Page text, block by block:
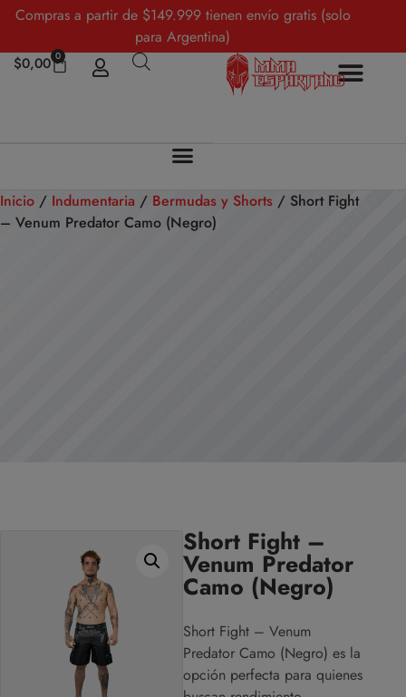
Compras a partir de $149.999 tienen envío gratis (solo
para Argentina)
$0,00 0
Inicio / Indumentaria / Bermudas y Shorts / Short Fight
– Venum Predator Camo (Negro)
Short Fight –
Venum Predator
Camo (Negro)
Short Fight – Venum
Predator Camo (Negro) es la
opción perfecta para quienes